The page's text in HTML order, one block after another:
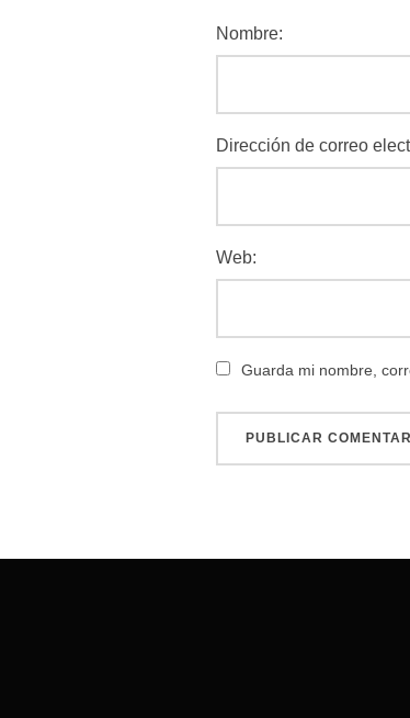
Nombre:
Dirección de correo
Web:
Guarda mi nombre,